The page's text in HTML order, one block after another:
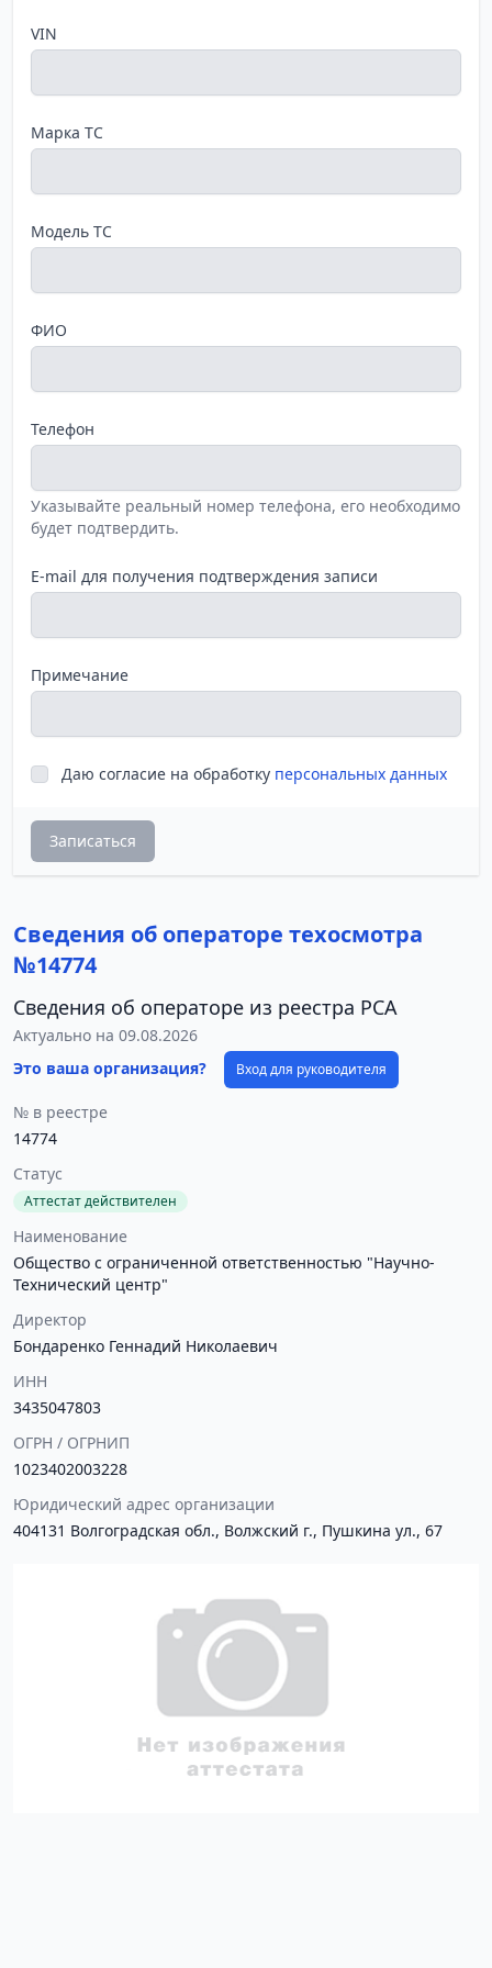
VIN
Марка ТС
Модель ТС
ФИО
Телефон
Указывайте реальный номер телефона, его необходимо
будет подтвердить.
E-mail для получения подтверждения записи
Примечание
Даю согласие на обработку персональных данных
Записаться
Сведения об операторе техосмотра
№14774
Сведения об операторе из реестра РСА
Актуально на 09.08.2026
Это ваша организация?
Вход для руководителя
№ в реестре
14774
Статус
Аттестат действителен
Наименование
Общество с ограниченной ответственностью "Научно-
Технический центр"
Директор
Бондаренко Геннадий Николаевич
ИНН
3435047803
ОГРН / ОГРНИП
1023402003228
Юридический адрес организации
404131 Волгоградская обл., Волжский г., Пушкина ул., 67